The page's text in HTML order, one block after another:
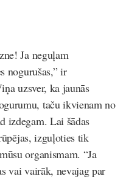
Ja neguļam
nogurušas,” ir
uzsver, ka jaunās
taču ikvienam no
izdegam. Lai šādas
izguļoties tik
organismam. “Ja
vai vairāk, nevajag par